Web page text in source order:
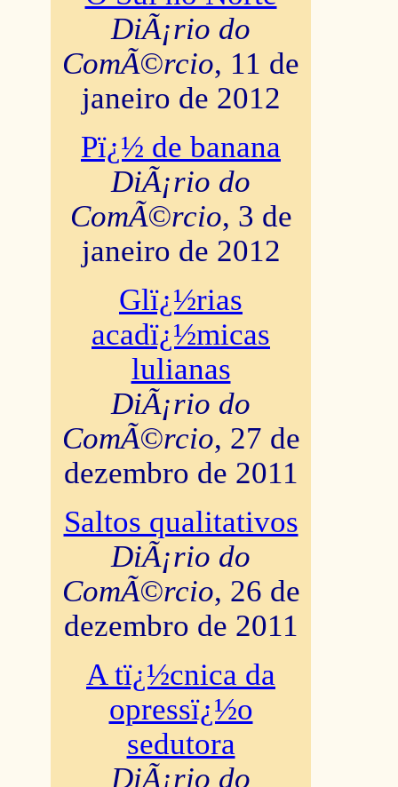
DiÃ¡rio do
ComÃ©rcio, 11 de
janeiro de 2012
Pï¿½ de banana
DiÃ¡rio do
ComÃ©rcio, 3 de
janeiro de 2012
Glï¿½rias
acadï¿½micas
lulianas
DiÃ¡rio do
ComÃ©rcio, 27 de
dezembro de 2011
Saltos qualitativos
DiÃ¡rio do
ComÃ©rcio, 26 de
dezembro de 2011
A tï¿½cnica da
opressï¿½o
sedutora
DiÃ¡rio do